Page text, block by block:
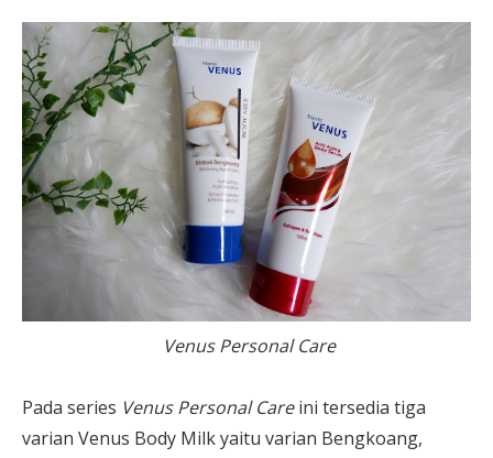
Venus Personal Care
Pada series Venus Personal Careini tersedia tiga
varian Venus Body Milk yaitu varian Bengkoang,